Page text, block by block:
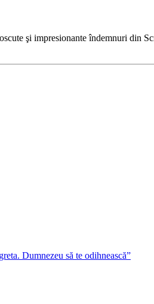
şi impresionante îndemnuri din
Dumnezeu să te odihnească”